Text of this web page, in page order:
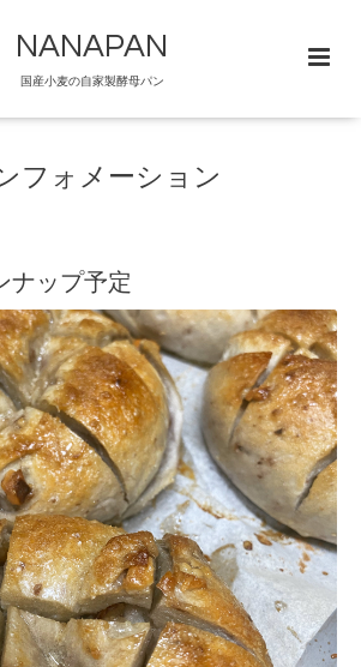
NANAPAN
国産小麦の自家製酵母パン
フォメーション
ナップ予定